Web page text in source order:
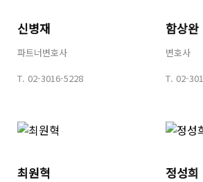
신병재
파트너변호사
T. 02-3016-5228
함상완
변호사
T. 02-
최원혁 정성희